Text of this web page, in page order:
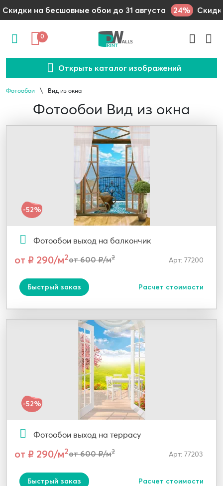
Скидки на бесшовные обои до 31 августа 24%
0
Открыть каталог изображений
Фотообои Вид из окна
Фотообои Вид из окна
-52%
Фотообои выход на балкончик
от ₽ 290/м2от 600 ₽/м2 Арт: 77200
Быстрый заказ Расчет стоимости
-52%
Фотообои выход на террасу
от ₽ 290/м2от 600 ₽/м2 Арт: 77203
Быстрый заказ Расчет стоимости